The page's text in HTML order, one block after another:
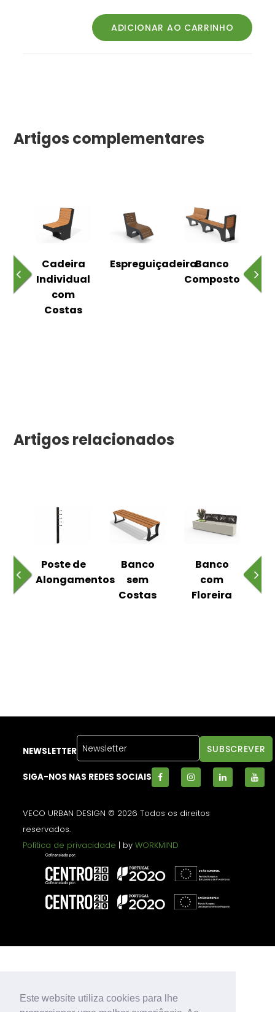
Este website utiliza cookies para lhe
Artigos complementares
Cadeira
Individual
com
Costas
EspreguiçadeiraBanco
Composto
Artigos relacionados
Poste de
Alongamentos
Banco
sem
Costas
Banco
com
Floreira
NEWSLETTER
SIGA-NOS NAS REDES SOCIAIS
VECO URBAN DESIGN © 2026 Todos os direitos
reservados.
Política de privacidade | byWORKMIND